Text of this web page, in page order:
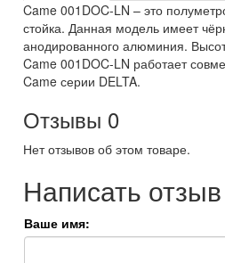
Came 001DOC-LN – это
стойка. Данная модель имеет
анодированного алюминия.
Came 001DOC-LN работает
Came серии DELTA.
Отзывы 0
Нет отзывов об этом товаре.
Написать отзыв
Ваше имя: